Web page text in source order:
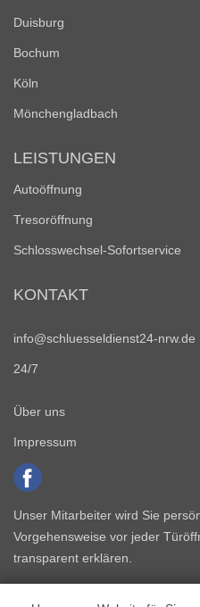
Duisburg
Bochum
Köln
Mönchengladbach
LEISTUNGEN
Autoöffnung
Tresoröffnung
Schlosswechsel-Sofortservice
KONTAKT
info@schluesseldienst24-nrw.de
24/7
Über uns
Impressum
Unser Mitarbeiter wird Sie
Vorgehensweise vor jeder
transparent erklären.